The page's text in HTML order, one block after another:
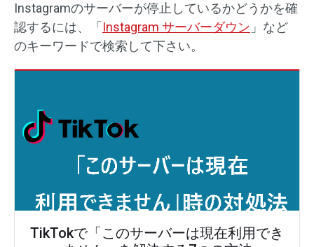
Instagramのサーバーが停止しているかどうかを確
認するには、「 Instagram サーバーダウン 」など
のキーワードで検索して下さい。
TikTokで「このサーバーは現在利用でき